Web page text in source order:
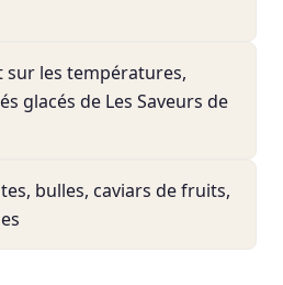
sur les températures,
glacés de Les Saveurs de
bulles, caviars de fruits,